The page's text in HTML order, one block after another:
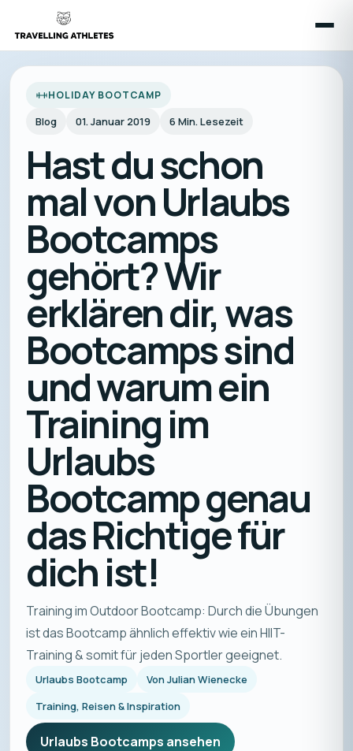
HOLIDAY BOOTCAMP
Blog 01. Januar 2019 6 Min. Lesezeit
Hast du schon
mal von Urlaubs
Bootcamps
gehört? Wir
erklären dir, was
Bootcamps sind
und warum ein
Training im
Urlaubs
Bootcamp genau
das Richtige für
dich ist!
Training im Outdoor Bootcamp: Durch die Übungen
ist das Bootcamp ähnlich effektiv wie ein HIIT-
Training & somit für jeden Sportler geeignet.
Urlaubs Bootcamp VonJulian Wienecke
Training, Reisen & Inspiration
Urlaubs Bootcamps ansehen